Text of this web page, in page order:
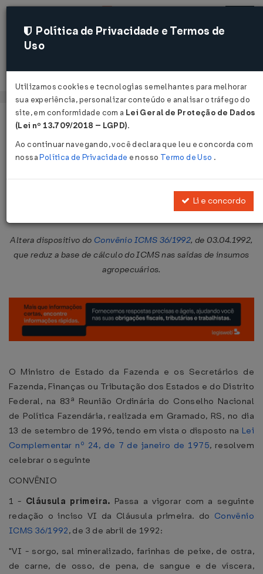
Acessar
Página Inicial Legislações
Convênio ICMS nº 68 de
Altera dispositivo do Convênio ICMS 36/1992, de 03.04.1992,
que reduz a base de cálculo do ICMS nas saídas de insumos
agropecuários.
O Ministro de Estado da Fazenda e os Secretários de
Fazenda, Finanças ou Tributação dos Estados e do Distrito
Federal, na 83ª Reunião Ordinária do Conselho Nacional
de Política Fazendária, realizada em Gramado, RS, no dia
13 de setembro de 1996, tendo em vista o disposto na Lei
Complementar nº 24, de 7 de janeiro de 1975, resolvem
celebrar o seguinte
CONVÊNIO
1 - Cláusula primeira. Passa a vigorar com a seguinte
redação o inciso VI da Cláusula primeira. do Convênio
ICMS 36/1992, de 3 de abril de 1992:
"VI - sorgo, sal mineralizado, farinhas de peixe, de ostra,
de carne, de osso, de pena, de sangue e de víscera,
Política de Privacidade e Termos de
Uso
Utilizamos cookies e tecnologias semelhantes para melhorar
sua experiência, personalizar conteúdo e analisar o tráfego do
site, em conformidade com a Lei Geral de Proteção de Dados
(Lei nº 13.709/2018 – LGPD).
Ao continuar navegando, você declara que leu e concorda com
nossaPolítica de Privacidade e nosso Termo de Uso .
Li e concordo